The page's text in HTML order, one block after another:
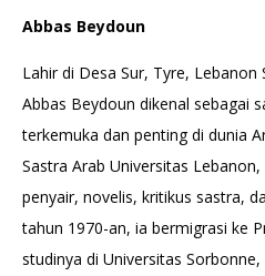
Abbas Beydoun
Lahir di Desa Sur, Tyre, Lebanon
Abbas Beydoun dikenal sebagai
terkemuka dan penting di dunia
Sastra Arab Universitas
penyair, novelis, kritikus sastra,
tahun 1970-an, ia bermigrasi ke
studinya di Universitas